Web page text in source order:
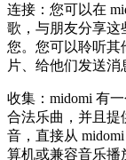
连接：您可以在
歌，与朋友分享这
您。您可以聆听其
片、给他们发送消
收集：midomi 有
合法乐曲，并且提
音，直接从
算机或兼容音乐播